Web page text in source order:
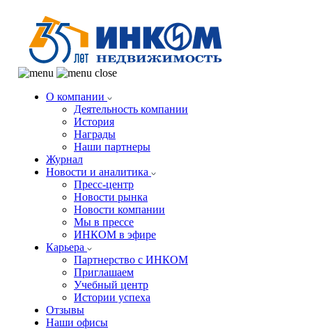
О компании
Деятельность компании
История
Награды
Наши партнеры
Журнал
Новости и аналитика
Пресс-центр
Новости рынка
Новости компании
Мы в прессе
ИНКОМ в эфире
Карьера
Партнерство с ИНКОМ
Приглашаем
Учебный центр
Истории успеха
Отзывы
Наши офисы